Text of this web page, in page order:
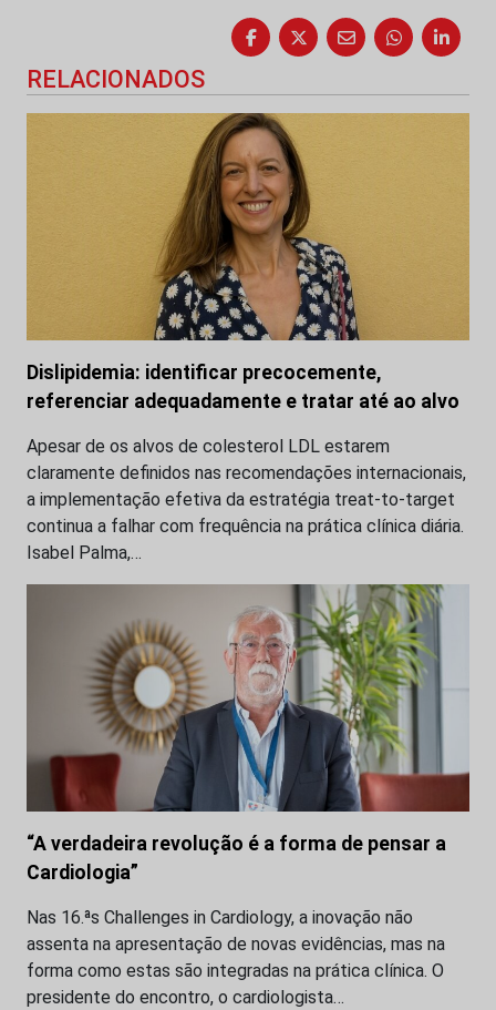
RELACIONADOS
Dislipidemia: identificar precocemente,
referenciar adequadamente e tratar até ao alvo
Apesar de os alvos de colesterol LDL estarem
claramente definidos nas recomendações internacionais,
a implementação efetiva da estratégia treat-to-target
continua a falhar com frequência na prática clínica diária.
Isabel Palma,…
“A verdadeira revolução é a forma de pensar a
Cardiologia”
Nas 16.ªs Challenges in Cardiology, a inovação não
assenta na apresentação de novas evidências, mas na
forma como estas são integradas na prática clínica. O
presidente do encontro, o cardiologista…